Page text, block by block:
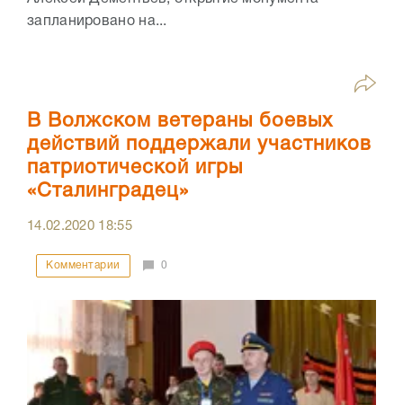
запланировано на...
В Волжском ветераны боевых
действий поддержали участников
патриотической игры
«Сталинградец»
14.02.2020 18:55
Комментарии 0